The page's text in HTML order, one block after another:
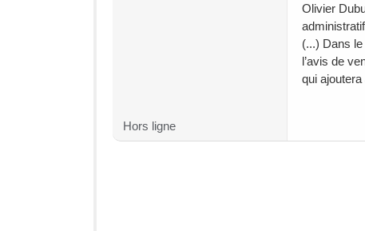
Olivier
(...) Dans
l’avis de
qui
Hors ligne